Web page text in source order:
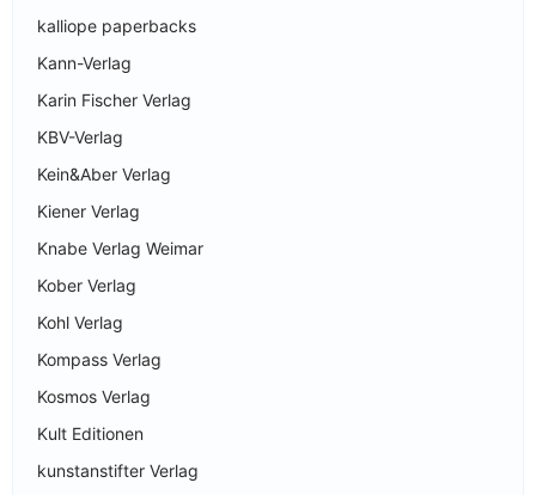
kalliope paperbacks
Kann-Verlag
Karin Fischer Verlag
KBV-Verlag
Kein&Aber Verlag
Kiener Verlag
Knabe Verlag Weimar
Kober Verlag
Kohl Verlag
Kompass Verlag
Kosmos Verlag
Kult Editionen
kunstanstifter Verlag